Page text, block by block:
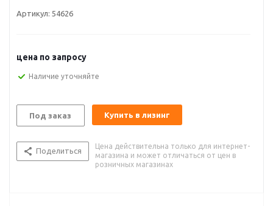
Артикул: 54626
цена по запросу
Наличие уточняйте
Под заказ Купить в лизинг
Поделиться
Цена действительна только для интернет-
магазина и может отличаться от цен в
розничных магазинах